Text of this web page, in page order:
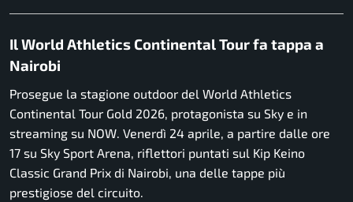
Il World Athletics Continental Tour fa tappa a
Nairobi
Prosegue la stagione outdoor del World Athletics
Continental Tour Gold 2026, protagonista su Sky e in
streaming su NOW. Venerdì 24 aprile, a partire dalle ore
17 su Sky Sport Arena, riflettori puntati sul Kip Keino
Classic Grand Prix di Nairobi, una delle tappe più
prestigiose del circuito.